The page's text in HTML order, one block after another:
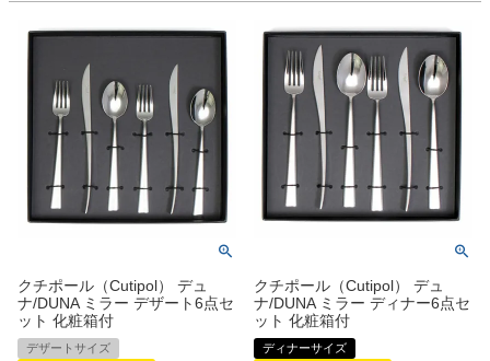
クチポール（Cutipol） デュ
ナ/DUNA ミラー デザート6点セ
ット 化粧箱付
デザートサイズ
クチポール（Cutipol） デュ
ナ/DUNA ミラー ディナー6点セ
ット 化粧箱付
ディナーサイズ